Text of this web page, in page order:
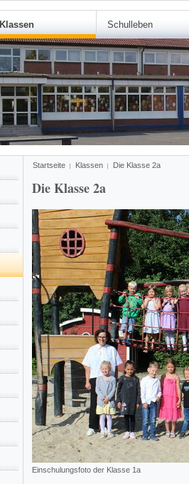
Klassen Schulleben
Startseite Klassen Die Klasse 2a
Die Klasse 2a
Einschulungsfoto der Klasse 1a